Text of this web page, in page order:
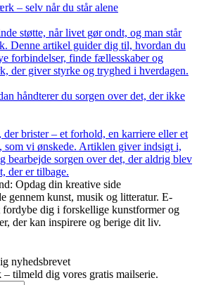
– selv når du står alene
støtte, når livet gør ondt, og man står
Denne artikel guider dig til, hvordan du
forbindelser, finde fællesskaber og
der giver styrke og tryghed i hverdagen.
håndterer du sorgen over det, der ikke
brister – et forhold, en karriere eller et
vi ønskede. Artiklen giver indsigt i,
bearbejde sorgen over det, der aldrig blev
der er tilbage.
Opdag din kreative side
gennem kunst, musik og litteratur. E-
dig i forskellige kunstformer og
der kan inspirere og berige dit liv.
nyhedsbrevet
tilmeld dig vores gratis mailserie.